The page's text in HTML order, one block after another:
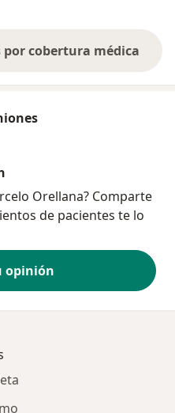
por cobertura médica
Orellana? Comparte
de pacientes te lo
opinión